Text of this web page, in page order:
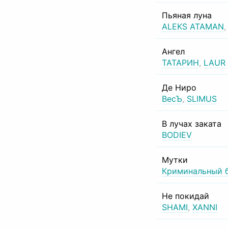
Пьяная луна
ALEKS ATAMAN,
Ангел
ТАТАРИН, LAUR
Де Ниро
ВесЪ, SLIMUS
В лучах заката
BODIEV
Мутки
Криминальный
Не покидай
SHAMI, XANNI